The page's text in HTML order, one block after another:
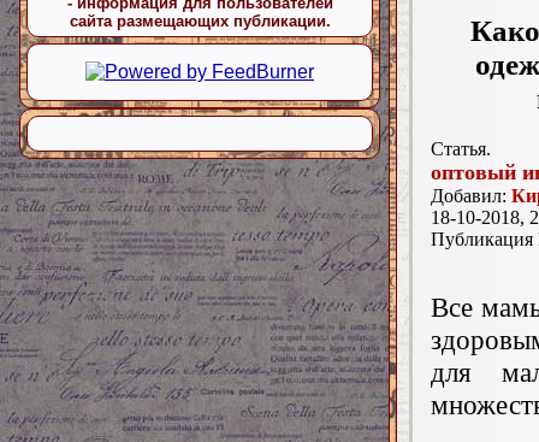
Статья.
оптовый
Добавил:
18-10-2018,
Все
для
сайта размещающих публикации.